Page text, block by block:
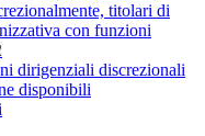
titolari di
con funzioni
dirigenziali discrezionali
disponibili